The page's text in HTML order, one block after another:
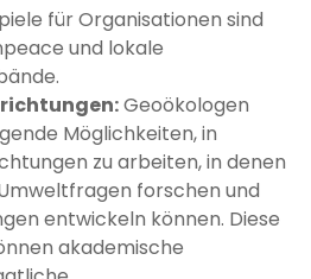
für Organisationen sind
und lokale
Geoökologen
Möglichkeiten, in
zu arbeiten, in denen
forschen und
entwickeln können. Diese
akademische